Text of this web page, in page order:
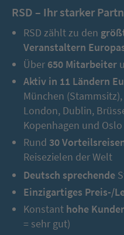
RSD – Ihr starker
RSD zählt zu den
Veranstaltern
Über 650 Mitarbeiter
Aktiv in 11 Ländern
München (Stammsitz),
London, Dublin,
Kopenhagen und Oslo
Rund 30
Reisezielen der Welt
Deutsch sprechende
Einzigartiges Preis-/
Konstant hohe
= sehr gut)